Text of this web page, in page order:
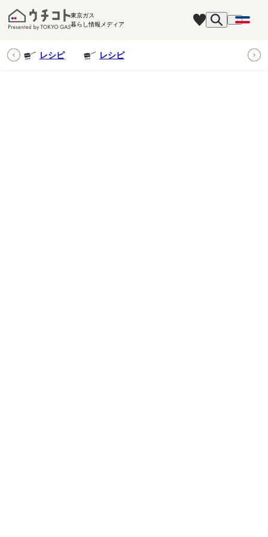
東京ガス
暮らし情報メディア
レシピ レシピ